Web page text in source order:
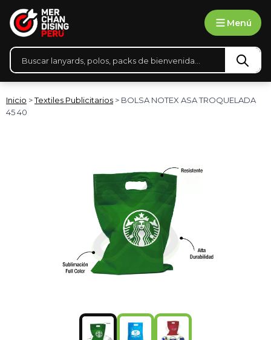
Menú
Búsqueda
Inicio >Textiles Publicitarios > BOLSA NOTEX ASA TROQUELADA
45 40